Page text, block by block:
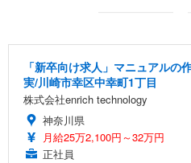
「新卒向け求人」マニュアルの
実/川崎市幸区中幸町1丁目
株式会社enrich technology
神奈川県
月給25万2,100円～32万円
正社員